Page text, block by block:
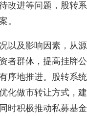
改进等问题，股转
。
以及影响因素，从
者群体，提高挂牌
序地推进。股转系
化做市转让方式，
时积极推动私募基